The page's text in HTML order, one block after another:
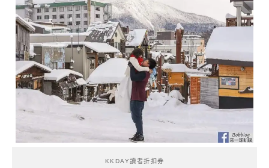
KKDAY讀者折扣券